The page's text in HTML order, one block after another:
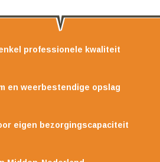
professionele kwaliteit
en weerbestendige opslag
eigen bezorgingscapaciteit